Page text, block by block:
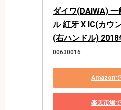
ダイワ(DAIWA)
ル 紅牙 X IC(カウ
(右ハンドル)
00630016
Amazon
楽天市場